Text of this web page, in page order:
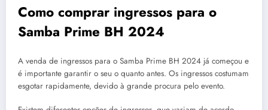
Como comprar ingressos para o
Samba Prime BH 2024
A venda de ingressos para o Samba Prime BH 2024 já começou e
é importante garantir o seu o quanto antes. Os ingressos costumam
esgotar rapidamente, devido à grande procura pelo evento.